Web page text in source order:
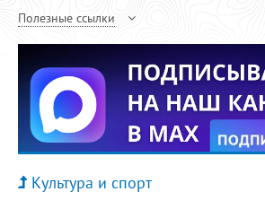
Полезные ссылки
Культура и спорт